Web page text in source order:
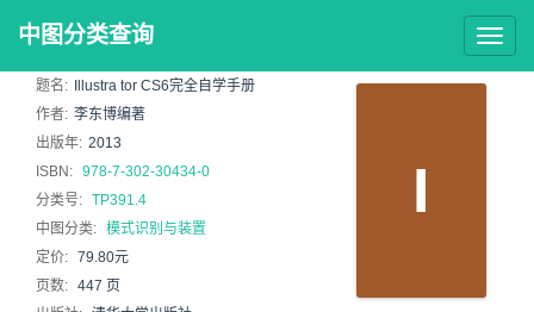
中图分类查询
I
题名:
Illustra tor CS6完全自学手册
作者: 李东博编著
出版年: 2013
ISBN: 978-7-302-30434-0
分类号: TP391.4
中图分类: 模式识别与装置
定价: 79.80元
页数: 447 页